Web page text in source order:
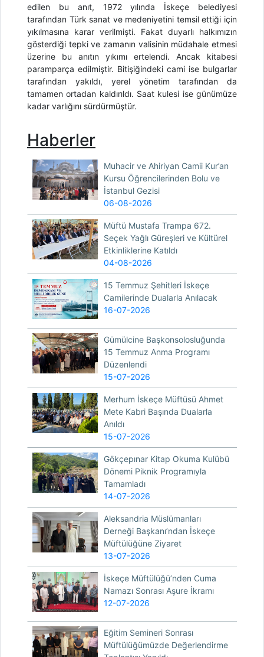
edilen bu anıt, 1972 yılında İskeçe belediyesi
tarafından Türk sanat ve medeniyetini temsil ettiği için
yıkılmasına karar verilmişti. Fakat duyarlı halkımızın
gösterdiği tepki ve zamanın valisinin müdahale etmesi
üzerine bu anıtın yıkımı ertelendi. Ancak kitabesi
paramparça edilmiştir. Bitişiğindeki cami ise bulgarlar
tarafından yakıldı, yerel yönetim tarafından da
tamamen ortadan kaldırıldı. Saat kulesi ise günümüze
kadar varlığını sürdürmüştür.
Haberler
Muhacir ve Ahiriyan Camii Kur’an
Kursu Öğrencilerinden Bolu ve
İstanbul Gezisi
06-08-2026
Müftü Mustafa Trampa 672.
Seçek Yağlı Güreşleri ve Kültürel
Etkinliklerine Katıldı
04-08-2026
15 Temmuz Şehitleri İskeçe
Camilerinde Dualarla Anılacak
16-07-2026
Gümülcine Başkonsolosluğunda
15 Temmuz Anma Programı
Düzenlendi
15-07-2026
Merhum İskeçe Müftüsü Ahmet
Mete Kabri Başında Dualarla
Anıldı
15-07-2026
Gökçepınar Kitap Okuma Kulübü
Dönemi Piknik Programıyla
Tamamladı
14-07-2026
Aleksandria Müslümanları
Derneği Başkanı’ndan İskeçe
Müftülüğüne Ziyaret
13-07-2026
İskeçe Müftülüğü’nden Cuma
Namazı Sonrası Aşure İkramı
12-07-2026
Eğitim Semineri Sonrası
Müftülüğümüzde Değerlendirme